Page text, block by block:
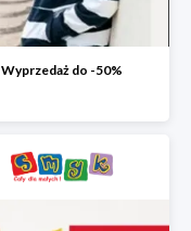
Wyprzedaż do -50%